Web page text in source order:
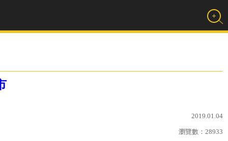
2019.01.04
瀏覽數： 28933